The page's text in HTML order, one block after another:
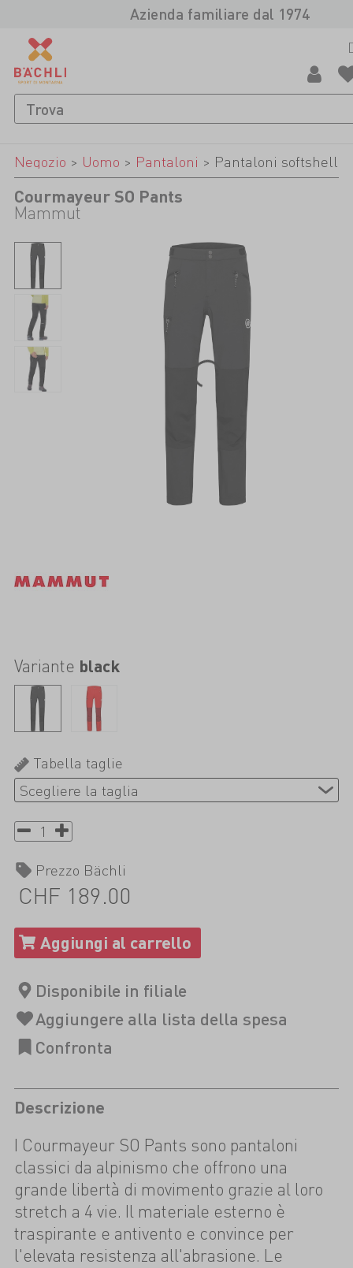
Azienda familiare dal 1974
Negozio > Uomo > Pantaloni > Pantaloni softshell
Courmayeur SO Pants
Mammut
Variante black
Tabella taglie
Prezzo Bächli
CHF 189.00
Descrizione
I Courmayeur SO Pants sono pantaloni
classici da alpinismo che offrono una
grande libertà di movimento grazie al loro
stretch a 4 vie. Il materiale esterno è
traspirante e antivento e convince per
l'elevata resistenza all'abrasione. Le